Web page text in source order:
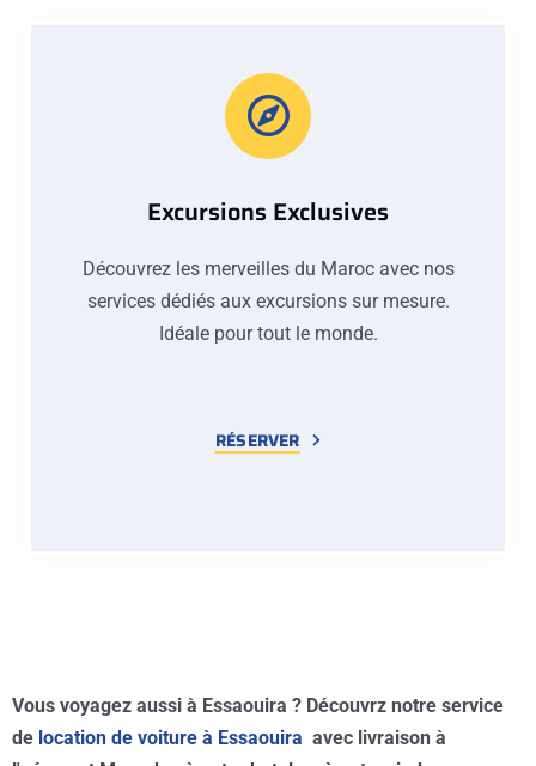
Excursions Exclusives
Découvrez les merveilles du Maroc avec nos
services dédiés aux excursions sur mesure.
Idéale pour tout le monde.
RÉSERVER
Vous voyagez aussi à Essaouira ? Découvrz notre service
de location de voiture à Essaouira avec livraison à